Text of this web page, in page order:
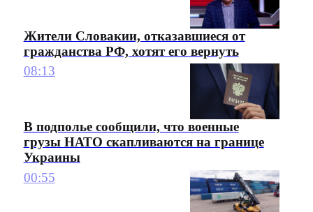
Жители Словакии, отказавшиеся от
гражданства РФ, хотят его вернуть
08:13
В подполье сообщили, что военные
грузы НАТО скапливаются на границе
Украины
00:55